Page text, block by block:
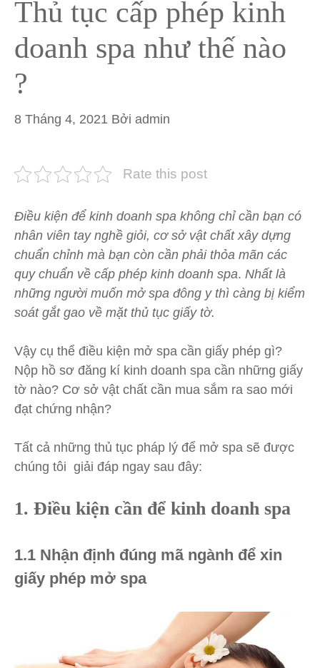
Thủ tục cấp phép kinh
doanh spa như thế nào
?
8 Tháng 4, 2021 Bởi admin
Rate this post
Điều kiện để kinh doanh spa không chỉ cần bạn có
nhân viên tay nghề giỏi, cơ sở vật chất xây dựng
chuẩn chỉnh mà bạn còn cần phải thỏa mãn các
quy chuẩn về cấp phép kinh doanh spa. Nhất là
những người muốn mở spa đông y thì càng bị kiểm
soát gắt gao về mặt thủ tục giấy tờ.
Vậy cụ thể điều kiện mở spa cần giấy phép gì?
Nộp hồ sơ đăng kí kinh doanh spa cần những giấy
tờ nào? Cơ sở vật chất cần mua sắm ra sao mới
đạt chứng nhận?
Tất cả những thủ tục pháp lý để mở spa sẽ được
chúng tôi giải đáp ngay sau đây:
1. Điều kiện cần để kinh doanh spa
1.1 Nhận định đúng mã ngành để xin
giấy phép mở spa